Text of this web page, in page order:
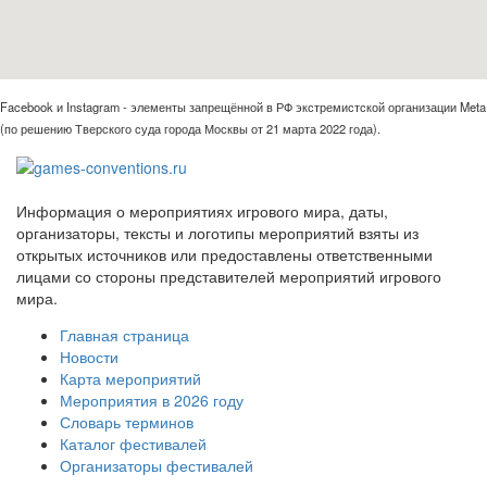
Facebook и Instagram - элементы запрещённой в РФ экстремистской организации Meta
(по решению Тверского суда города Москвы от 21 марта 2022 года).
Информация о мероприятиях игрового мира, даты,
организаторы, тексты и логотипы мероприятий взяты из
открытых источников или предоставлены ответственными
лицами со стороны представителей мероприятий игрового
мира.
Главная страница
Новости
Карта мероприятий
Мероприятия в 2026 году
Словарь терминов
Каталог фестивалей
Организаторы фестивалей